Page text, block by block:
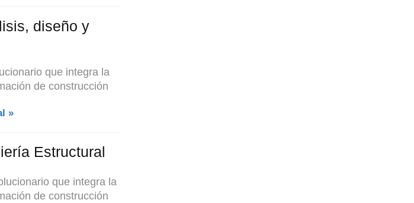
diseño y
que integra la
de construcción
»
Estructural
que integra la
de construcción